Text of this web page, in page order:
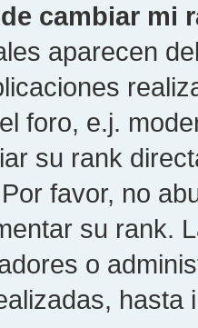
cambiar mi
aparecen
foro, e.j.
su rank
favor, no
su rank.
o
hasta